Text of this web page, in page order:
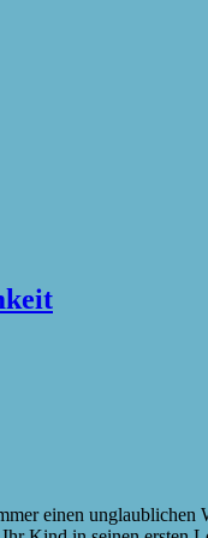
einen unglaublichen